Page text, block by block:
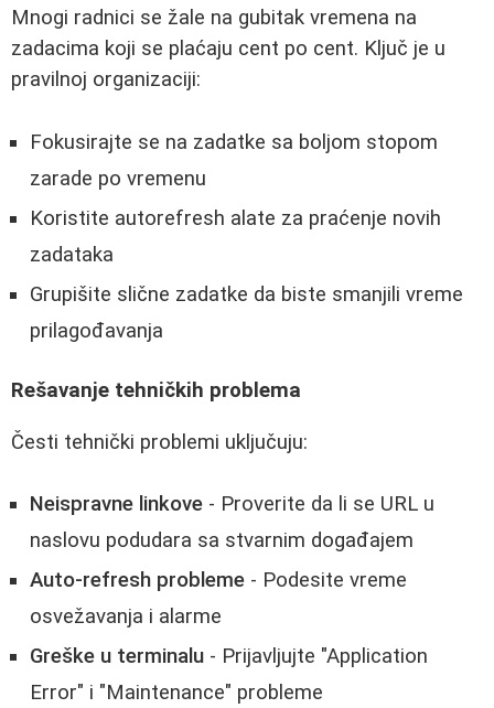
Mnogi radnici se žale na gubitak vremena na
zadacima koji se plaćaju cent po cent. Ključ je u
pravilnoj organizaciji:
Fokusirajte se na zadatke sa boljom stopom
zarade po vremenu
Koristite autorefresh alate za praćenje novih
zadataka
Grupišite slične zadatke da biste smanjili vreme
prilagođavanja
Rešavanje tehničkih problema
Česti tehnički problemi uključuju:
Neispravne linkove - Proverite da li se URL u
naslovu podudara sa stvarnim događajem
Auto-refresh probleme - Podesite vreme
osvežavanja i alarme
Greške u terminalu - Prijavljujte "Application
Error" i "Maintenance" probleme